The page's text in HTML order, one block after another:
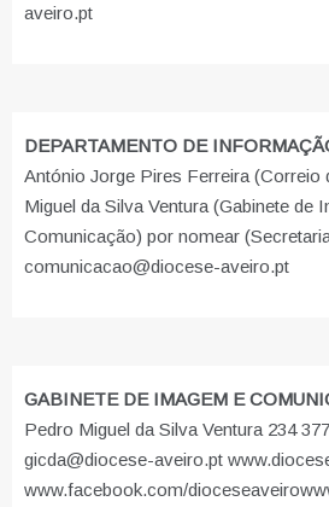
aveiro.pt
DEPARTAMENTO DE
António Jorge Pires Ferreira (Correio
Miguel da Silva Ventura (Gabinete de
Comunicação) por nomear
comunicacao@diocese-aveiro.pt
GABINETE DE IMAGEM E
Pedro Miguel da Silva Ventura 234
gicda@diocese-aveiro.pt
www.facebook.com/dioceseaveiro